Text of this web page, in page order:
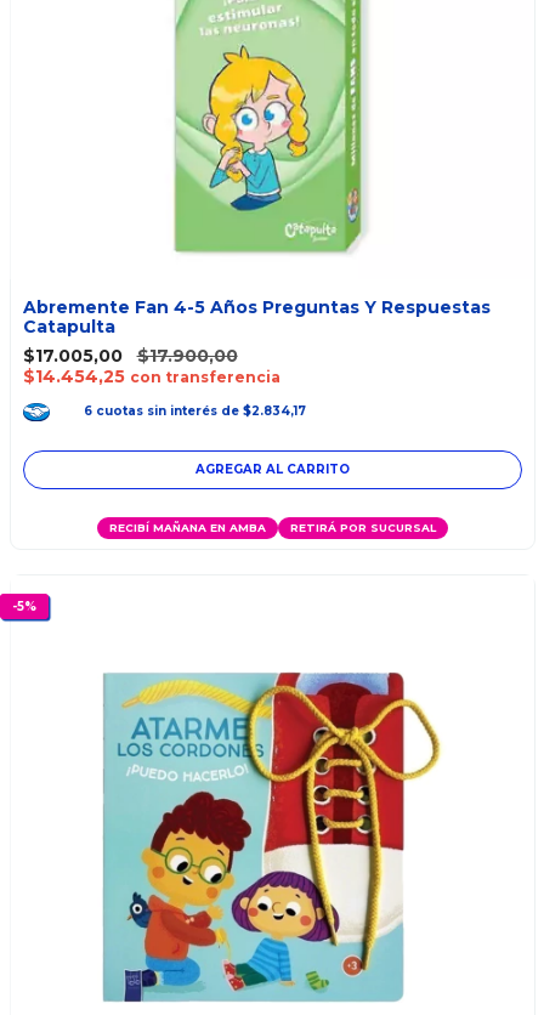
Abremente Fan 4-5 Años Preguntas Y Respuestas
Catapulta
$17.005,00
$17.900,00
$14.454,25 con transferencia
6 cuotas sin interés de $2.834,17
RECIBÍ MAÑANA EN AMBA RETIRÁ POR SUCURSAL
-5%